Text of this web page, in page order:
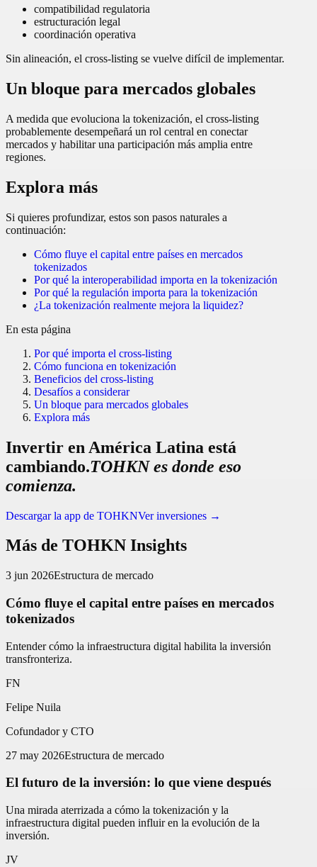
compatibilidad regulatoria
estructuración legal
coordinación operativa
Sin alineación, el cross-listing se vuelve difícil de implementar.
Un bloque para mercados globales
A medida que evoluciona la tokenización, el cross-listing
probablemente desempeñará un rol central en conectar
mercados y habilitar una participación más amplia entre
regiones.
Explora más
Si quieres profundizar, estos son pasos naturales a
continuación:
Cómo fluye el capital entre países en mercados
tokenizados
Por qué la interoperabilidad importa en la tokenización
Por qué la regulación importa para la tokenización
¿La tokenización realmente mejora la liquidez?
En esta página
Por qué importa el cross-listing
Cómo funciona en tokenización
Beneficios del cross-listing
Desafíos a considerar
Un bloque para mercados globales
Explora más
Invertir en América Latina está
cambiando.TOHKN es donde eso
comienza.
Descargar la app de TOHKNVer inversiones →
Más de TOHKN Insights
3 jun 2026Estructura de mercado
Cómo fluye el capital entre países en mercados
tokenizados
Entender cómo la infraestructura digital habilita la inversión
transfronteriza.
FN
Felipe Nuila
Cofundador y CTO
27 may 2026Estructura de mercado
El futuro de la inversión: lo que viene después
Una mirada aterrizada a cómo la tokenización y la
infraestructura digital pueden influir en la evolución de la
inversión.
JV